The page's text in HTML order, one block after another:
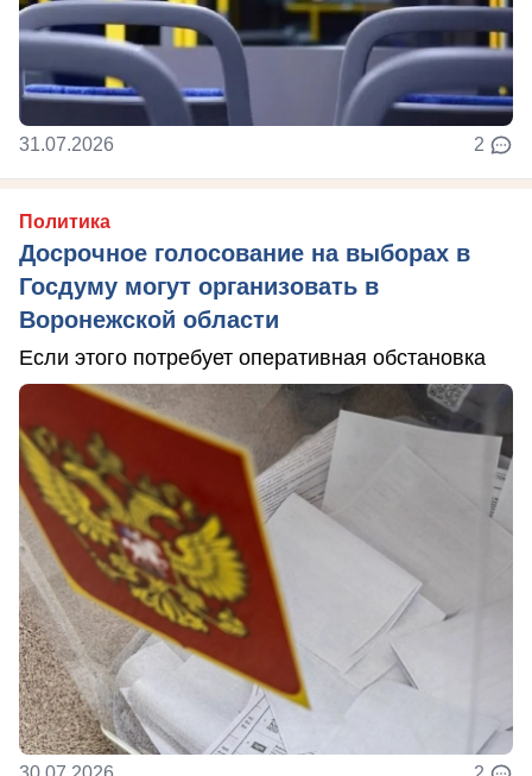
31.07.2026 2
Политика
Досрочное голосование на выборах в
Госдуму могут организовать в
Воронежской области
Если этого потребует оперативная обстановка